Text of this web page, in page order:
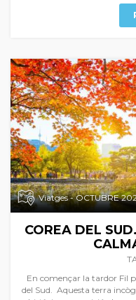
Viatges - OCTUBRE
COREA DEL
En començar la tardor Fil
del Sud. Aquesta terra